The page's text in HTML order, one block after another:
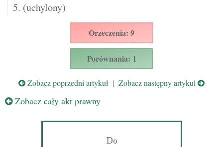
5. (uchylony)
Orzeczenia: 9
Porównania: 1
Zobacz poprzedni artykuł | Zobacz następny artykuł
Zobacz cały akt prawny
Do